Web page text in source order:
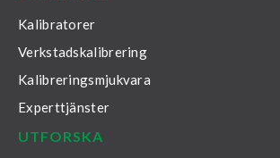
Kalibratorer
Verkstadskalibrering
Kalibreringsmjukvara
Experttjänster
UTFORSKA